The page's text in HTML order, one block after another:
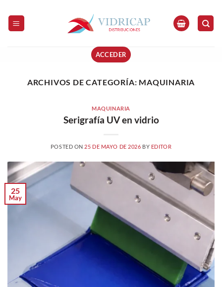
contenido
ACCEDER
ARCHIVOS DE CATEGORÍA: MAQUINARIA
MAQUINARIA
Serigrafía UV en vidrio
POSTED ON 25 DE MAYO DE 2026 BY EDITOR
25
May